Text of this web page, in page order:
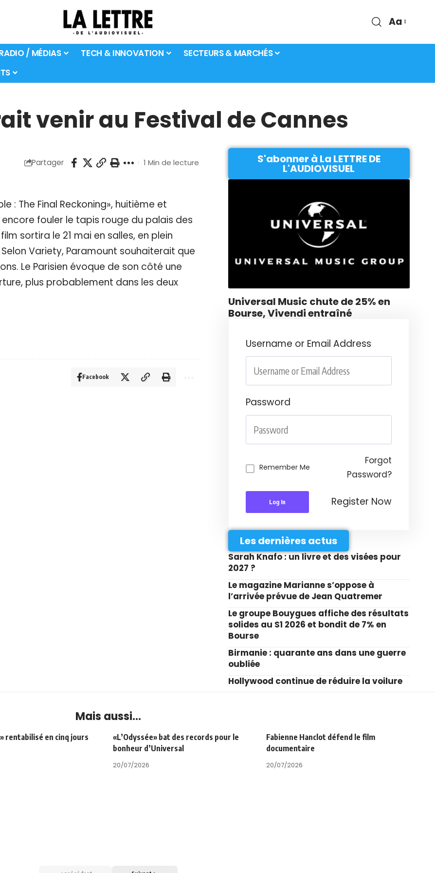
Aa
/ MÉDIAS TECH & INNOVATION
SECTEURS & MARCHÉS
venir au Festival de Cannes
Partager 1 Min de lecture
: The Final Reckoning», huitième et
fouler le tapis rouge du palais des
sortira le 21 mai en salles, en plein
Variety, Paramount souhaiterait que
Le Parisien évoque de son côté une
plus probablement dans les deux
Facebook
S'abonner à La LETTRE DE
L'AUDIOVISUEL
Universal Music chute de 25% en
Bourse, Vivendi entraîné
Username or Email Address
Password
Remember Me
Forgot
Password?
Log In Register Now
Les dernières actus
Sarah Knafo : un livre et des visées pour
2027 ?
Le magazine Marianne s’oppose à
l’arrivée prévue de Jean Quatremer
Le groupe Bouygues affiche des résultats
solides au S1 2026 et bondit de 7% en
Bourse
Birmanie : quarante ans dans une guerre
oubliée
Hollywood continue de réduire la voilure
Mais aussi...
rentabilisé en cinq jours
«L’Odyssée» bat des records pour le
bonheur d’Universal
20/07/2026
Fabienne Hanclot défend le film
documentaire
20/07/2026